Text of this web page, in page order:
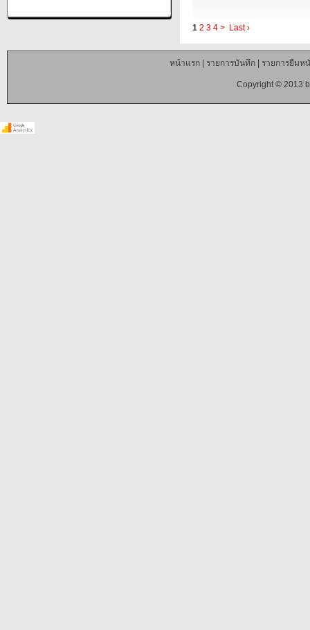
1 2 3 4 > Last ›
หน้าแรก| รายการบันทึก| รายการยืมห
Copyright © 2013